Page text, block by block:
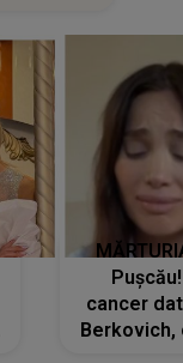
cancer
Berkovich,